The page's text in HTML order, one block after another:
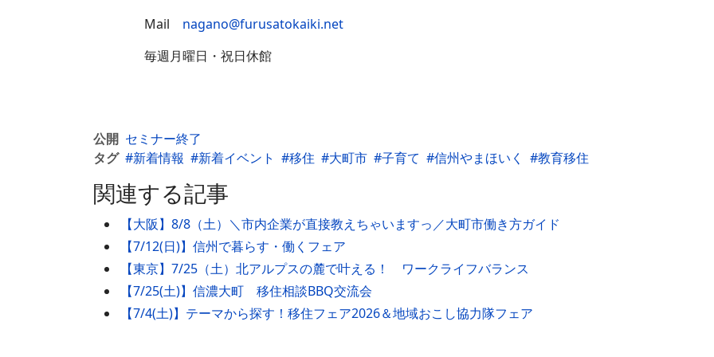
Mail nagano@furusatokaiki.net
毎週月曜日・祝日休館
公開 セミナー終了
タグ
新着情報 新着イベント 移住 大町市 子育て 信州やまほいく 教育移住
関連する記事
【大阪】8/8（土）＼市内企業が直接教えちゃいますっ／大町市働き方ガイド
【7/12(日)】信州で暮らす・働くフェア
【東京】7/25（土）北アルプスの麓で叶える！ ワークライフバランス
【7/25(土)】信濃大町 移住相談BBQ交流会
【7/4(土)】テーマから探す！移住フェア2026＆地域おこし協力隊フェア